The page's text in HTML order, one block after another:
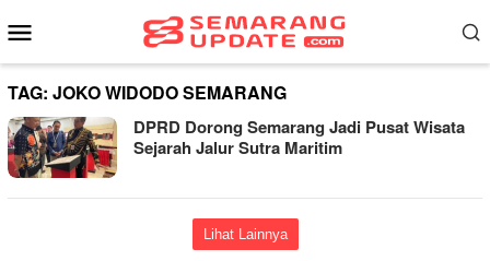
ke
Mobile
TAG: JOKO WIDODO SEMARANG
DPRD Dorong Semarang Jadi Pusat Wisata
Sejarah Jalur Sutra Maritim
Lihat Lainnya